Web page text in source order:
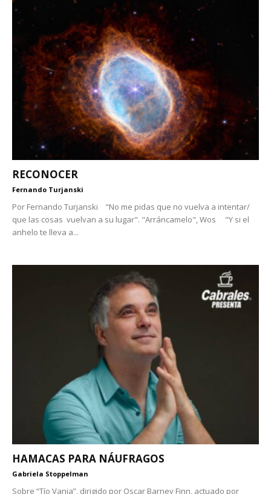
RECONOCER
Fernando Turjanski
Por Fernando Turjanski "No me pidas que no vuelva a intentar/
que las cosas vuelvan a su lugar". "Arráncamelo", Wos "Y si el
anhelo te lleva a...
HAMACAS PARA NÁUFRAGOS
Gabriela Stoppelman
Sobre “Tío Vania”, dirigido por Oscar Barney Finn, actuado por